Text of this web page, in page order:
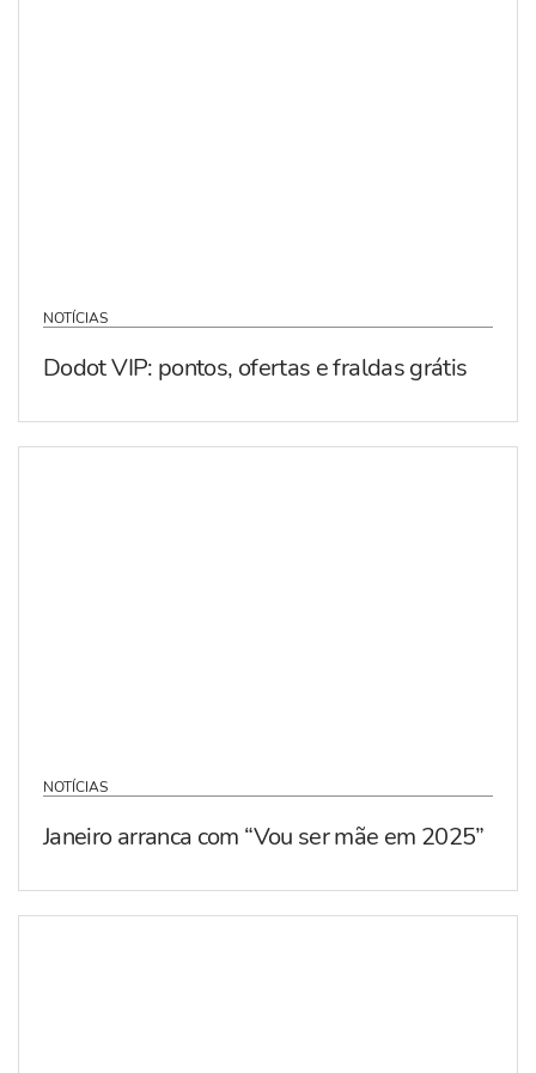
NOTÍCIAS
Dodot VIP: pontos, ofertas e fraldas grátis
NOTÍCIAS
Janeiro arranca com “Vou ser mãe em 2025”